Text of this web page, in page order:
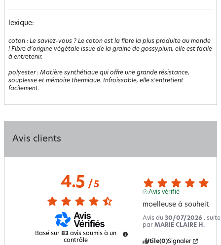
lexique:
coton : Le saviez-vous ? Le coton est la fibre la plus produite au monde
! Fibre d'origine végétale issue de la graine de gossypium, elle est facile
à entretenir.
polyester: Matière synthétique qui offre une grande résistance,
souplesse et mémoire thermique. Infroissable, elle s'entretient
facilement.
Avis clients
4.5/ 5
Basé sur 83 avis soumis à un
contrôle
Avis vérifié
moelleuse à souheit
Avis du 30/07/2026 ,
par MARIE CLAIRE H.
Utile(0)Signaler